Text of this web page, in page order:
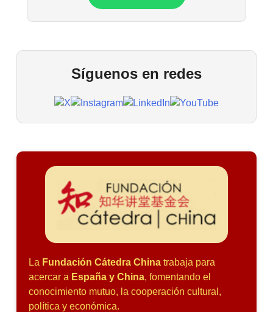
Síguenos en redes
La Fundación Cátedra China trabaja para
acercar a España y China, fomentando el
conocimiento mutuo, la cooperación cultural,
política y económica.